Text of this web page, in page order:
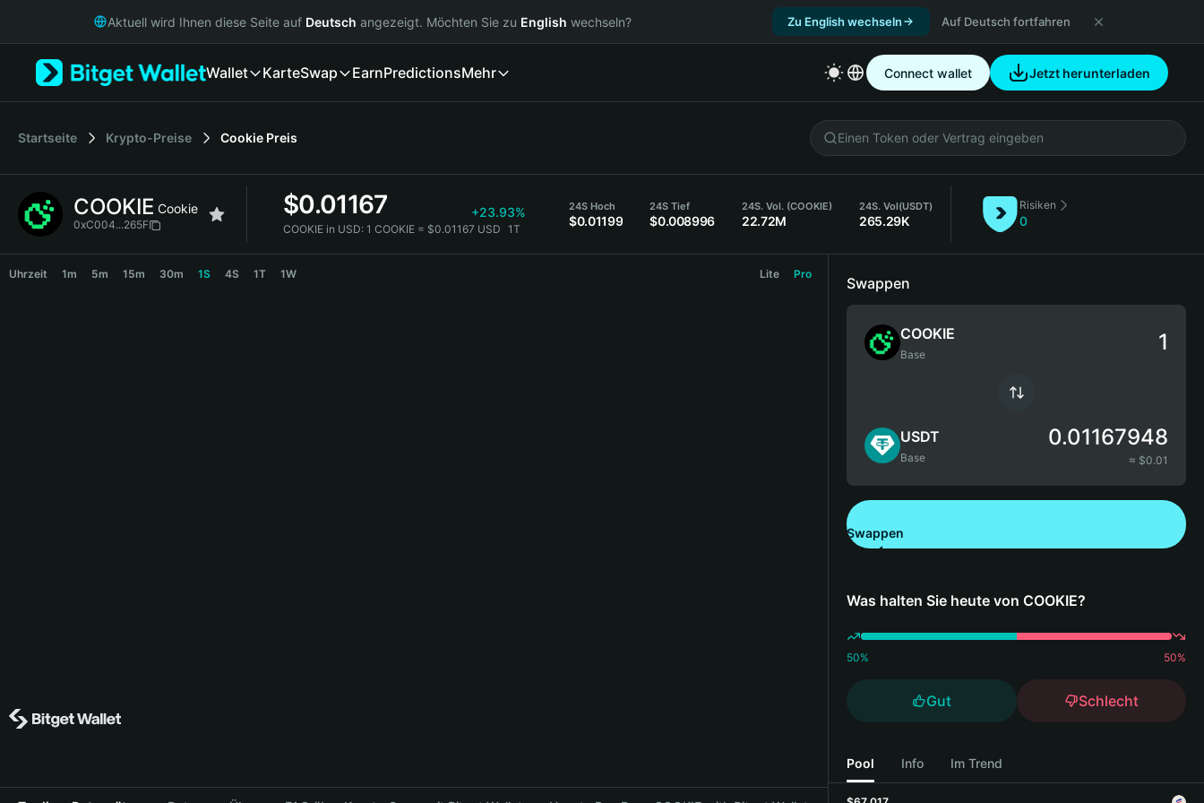
Русский
Italiano
简体中文
繁體中文
Bahasa Indonesia
Aktuell wird Ihnen diese Seite auf Deutsch angezeigt. Möchten Sie zu English wechseln? Zu English wechseln Auf Deutsch fortfahren
Wallet KarteSwap EarnPredictionsMehr Connect wallet Jetzt herunterladen
Startseite Krypto-Preise Cookie Preis
COOKIE Cookie
0xC004...265F
$0.01167 +23.93%
COOKIE in USD: 1 COOKIE = $0.01167 USD 1T
24S Hoch
$0.01199
24S Tief
$0.008996
24S. Vol. (COOKIE)
22.72M
24S. Vol(USDT)
265.29K
Risiken
0
Uhrzeit 1m 5m 15m 30m 1S 4S 1T 1W Lite Pro
Swappen
COOKIE
Base
USDT
Base
0.01167948
≈ $0.01
Swappen
Was halten Sie heute von COOKIE?
50% 50%
Gut Schlecht
Pool Info Im Trend